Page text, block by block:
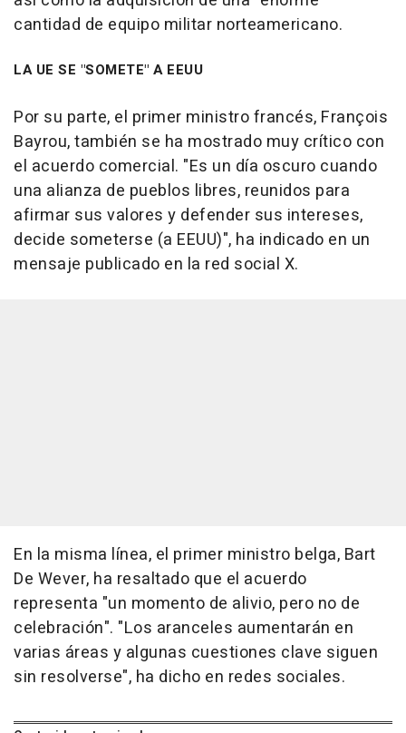
cantidad de equipo militar norteamericano.
LA UE SE "SOMETE" A EEUU
Por su parte, el primer ministro francés, François
Bayrou, también se ha mostrado muy crítico con
el acuerdo comercial. "Es un día oscuro cuando
una alianza de pueblos libres, reunidos para
afirmar sus valores y defender sus intereses,
decide someterse (a EEUU)", ha indicado en un
mensaje publicado en la red social X.
En la misma línea, el primer ministro belga, Bart
De Wever, ha resaltado que el acuerdo
representa "un momento de alivio, pero no de
celebración". "Los aranceles aumentarán en
varias áreas y algunas cuestiones clave siguen
sin resolverse", ha dicho en redes sociales.